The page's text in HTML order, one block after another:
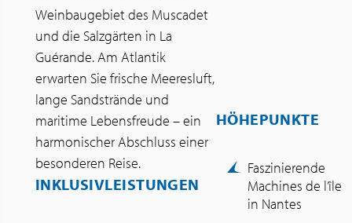
Weinbaugebiet des Muscadet
und die Salzgärten in La
Guérande. Am Atlantik
erwarten Sie frische Meeresluft,
lange Sandstrände und
maritime Lebensfreude – ein
harmonischer Abschluss einer
besonderen Reise.
INKLUSIVLEISTUNGEN
HÖHEPUNKTE
Faszinierende
Machines de l’île
in Nantes